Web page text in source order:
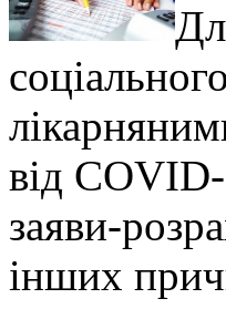
від
заяви-
інших